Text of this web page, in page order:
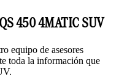
450 4MATIC SUV
equipo de asesores
toda la información que